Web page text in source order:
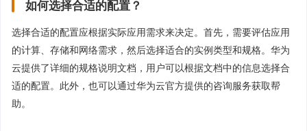
如何选择合适的配置？
选择合适的配置应根据实际应用需求来决定。首先，需要评估应用
的计算、存储和网络需求，然后选择适合的实例类型和规格。华为
云提供了详细的规格说明文档，用户可以根据文档中的信息选择合
适的配置。此外，也可以通过华为云官方提供的咨询服务获取帮
助。